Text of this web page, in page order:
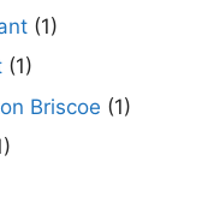
(1)
(1)
Briscoe (1)